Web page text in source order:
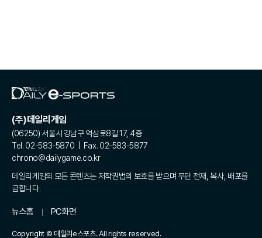
(주)데일리게임
(06250) 서울시 강남구 역삼로8길 17, 4층
Tel. 02-583-5870 | Fax. 02-583-5877
chrono@dailygame.co.kr
데일리게임의 모든 콘텐츠는 저작권법의 보호를 받으며 무단 전재, 복사, 배포를
금합니다.
뉴스홈 PC화면
Copyright © 데일리e스포츠. All rights reserved.